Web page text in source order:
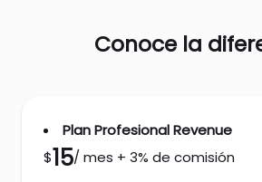
Conoce la
Plan Profesional Revenue
$15/ mes + 3% de comisión